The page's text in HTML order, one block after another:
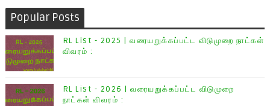
Popular Posts
RL List - 2025 | வரையறுக்கப்பட்ட விடுமுறை நாட்கள்
விவரம் :
RL List - 2026 | வரையறுக்கப்பட்ட விடுமுறை
நாட்கள் விவரம் :